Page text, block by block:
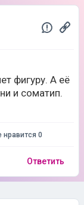
фигуру. А её
и соматип.
нравится 0
Ответить